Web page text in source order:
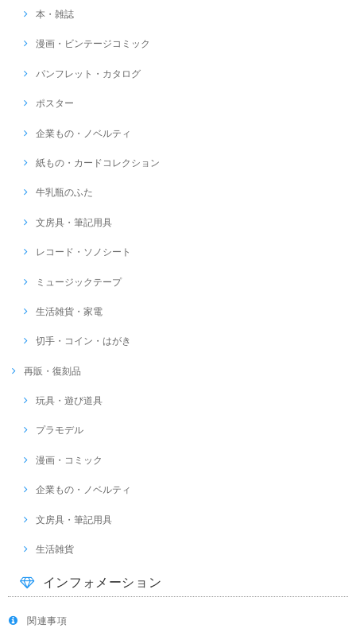
本・雑誌
漫画・ビンテージコミック
パンフレット・カタログ
ポスター
企業もの・ノベルティ
紙もの・カードコレクション
牛乳瓶のふた
文房具・筆記用具
レコード・ソノシート
ミュージックテープ
生活雑貨・家電
切手・コイン・はがき
再販・復刻品
玩具・遊び道具
プラモデル
漫画・コミック
企業もの・ノベルティ
文房具・筆記用具
生活雑貨
インフォメーション
関連事項